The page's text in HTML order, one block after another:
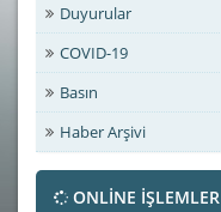
Duyurular
COVID-19
Basın
Haber Arşivi
ONLİNE İŞLEMLER